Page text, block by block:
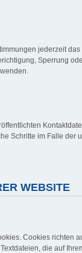
jederzeit
Sperrung
Schritte im Falle
WEBSITE
Cookies richten
die auf